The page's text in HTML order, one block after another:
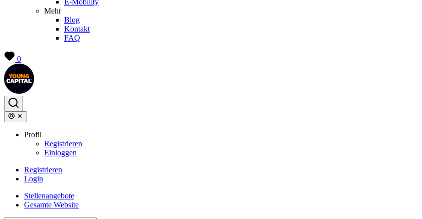
E-Mobility
Mehr
Blog
Kontakt
FAQ
0
Profil
Registrieren
Einloggen
Registrieren
Login
Stellenangebote
Gesamte Website